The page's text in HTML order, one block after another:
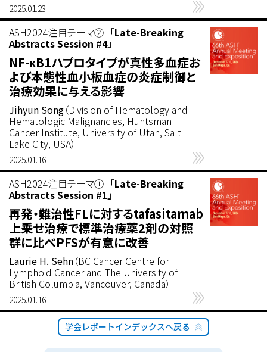
2025.01.23
ASH2024注目テーマ② 「Late-Breaking
Abstracts Session #4」
NF-κB1ハプロタイプが真性多血症お
よび本態性血小板血症の炎症制御と
治療効果に与える影響
Jihyun Song（Division of Hematology and
Hematologic Malignancies, Huntsman
Cancer Institute, University of Utah, Salt
Lake City, USA）
2025.01.16
ASH2024注目テーマ① 「Late-Breaking
Abstracts Session #1」
再発・難治性FLに対するtafasitamab
上乗せ治療で標準治療薬2剤の対照
群に比べPFSが有意に改善
Laurie H. Sehn（BC Cancer Centre for
Lymphoid Cancer and The University of
British Columbia, Vancouver, Canada）
2025.01.16
学会レポートインデックスへ戻る